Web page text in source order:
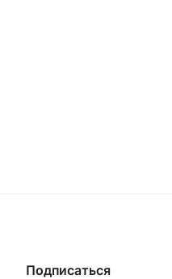
Подписаться